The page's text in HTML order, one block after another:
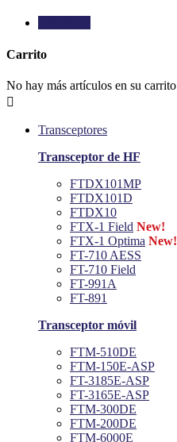
Carrito
No hay más artículos en su carrito

Transceptores
Transceptor de HF
FTDX101MP
FTDX101D
FTDX10
FTX-1 Field New!
FTX-1 Optima New!
FT-710 AESS
FT-710 Field
FT-991A
FT-891
Transceptor móvil
FTM-510DE
FTM-150E-ASP
FT-3185E-ASP
FT-3165E-ASP
FTM-300DE
FTM-200DE
FTM-6000E